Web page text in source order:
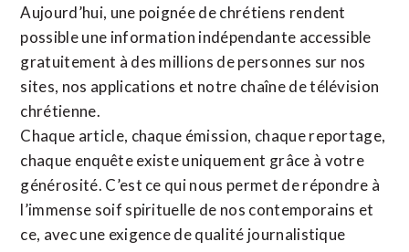
Aujourd’hui, une poignée de chrétiens rendent
possible une information indépendante accessible
gratuitement à des millions de personnes sur nos
sites, nos applications et notre chaîne de télévision
chrétienne.
Chaque article, chaque émission, chaque reportage,
chaque enquête existe uniquement grâce à votre
générosité. C’est ce qui nous permet de répondre à
l’immense soif spirituelle de nos contemporains et
ce, avec une exigence de qualité journalistique